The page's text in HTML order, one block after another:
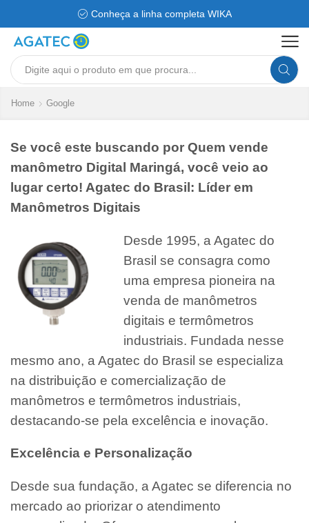
Conheça a linha completa WIKA
Search
Home Google
Se você este buscando por Quem vende
manômetro Digital Maringá, você veio ao
lugar certo! Agatec do Brasil: Líder em
Manômetros Digitais
Desde 1995, a Agatec do
Brasil se consagra como
uma empresa pioneira na
venda de manômetros
digitais e termômetros
industriais. Fundada nesse
mesmo ano, a Agatec do Brasil se especializa
na distribuição e comercialização de
manômetros e termômetros industriais,
destacando-se pela excelência e inovação.
Excelência e Personalização
Desde sua fundação, a Agatec se diferencia no
mercado ao priorizar o atendimento